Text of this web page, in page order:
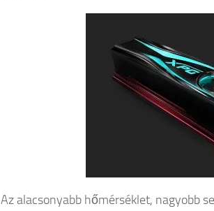
Az alacsonyabb hőmérséklet, nagyobb